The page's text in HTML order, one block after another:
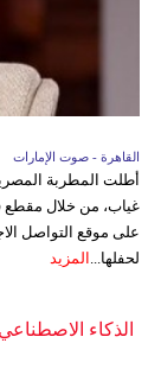
القاهرة - صوت الإمارات
أطلت المطربة
غياب، من خلال مقطع
على موقع التواصل
لحفلها... المزيد
الذكاء